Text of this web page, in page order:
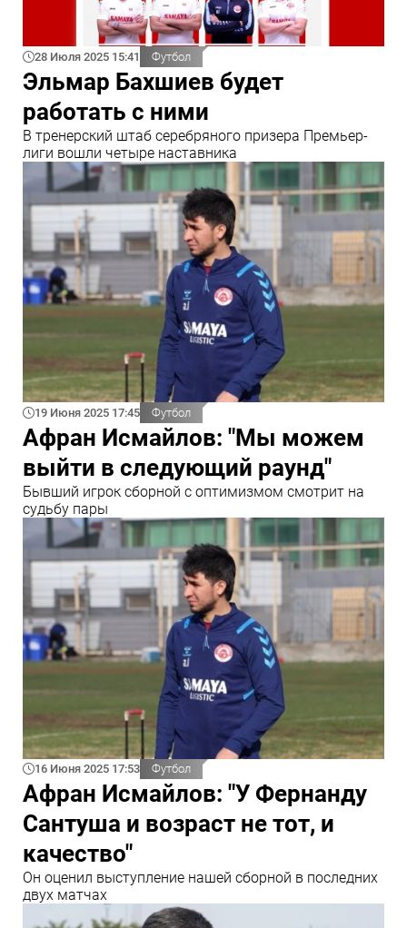
28 Июля 2025 15:41 Футбол
Эльмар Бахшиев будет
работать с ними
В тренерский штаб серебряного призера Премьер-
лиги вошли четыре наставника
19 Июня 2025 17:45 Футбол
Афран Исмайлов: "Мы можем
выйти в следующий раунд"
Бывший игрок сборной с оптимизмом смотрит на
судьбу пары
16 Июня 2025 17:53 Футбол
Афран Исмайлов: "У Фернанду
Сантуша и возраст не тот, и
качество"
Он оценил выступление нашей сборной в последних
двух матчах